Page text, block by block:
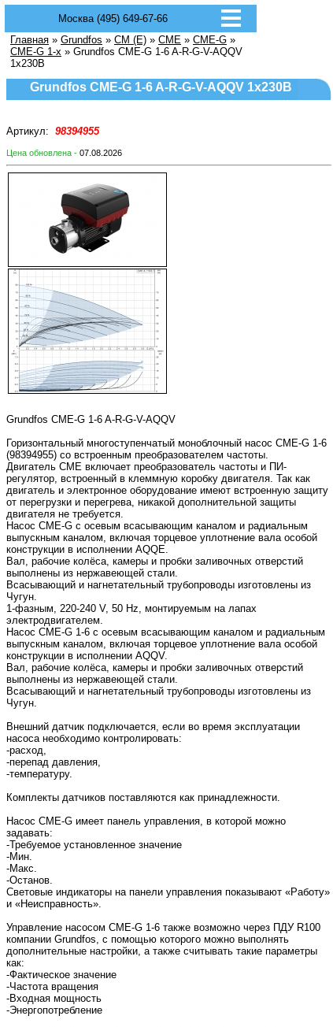
Москва (495) 649-67-66
Главная » Grundfos » CM (E) » CME » CME-G »
CME-G 1-x » Grundfos CME-G 1-6 A-R-G-V-AQQV
1х230В
Grundfos CME-G 1-6 A-R-G-V-AQQV 1х230В
Артикул: 98394955
Цена обновлена - 07.08.2026
Grundfos CME-G 1-6 A-R-G-V-AQQV
Горизонтальный многоступенчатый моноблочный насос CME-G 1-6
(98394955) со встроенным преобразователем частоты.
Двигатель CME включает преобразователь частоты и ПИ-
регулятор, встроенный в клеммную коробку двигателя. Так как
двигатель и электронное оборудование имеют встроенную защиту
от перегрузки и перегрева, никакой дополнительной защиты
двигателя не требуется.
Насос CME-G с осевым всасывающим каналом и радиальным
выпускным каналом, включая торцевое уплотнение вала особой
конструкции в исполнении AQQE.
Вал, рабочие колёса, камеры и пробки заливочных отверстий
выполнены из нержавеющей стали.
Всасывающий и нагнетательный трубопроводы изготовлены из
Чугун.
1-фазным, 220-240 V, 50 Hz, монтируемым на лапах
электродвигателем.
Насос CME-G 1-6 с осевым всасывающим каналом и радиальным
выпускным каналом, включая торцевое уплотнение вала особой
конструкции в исполнении AQQV.
Вал, рабочие колёса, камеры и пробки заливочных отверстий
выполнены из нержавеющей стали.
Всасывающий и нагнетательный трубопроводы изготовлены из
Чугун.
Внешний датчик подключается, если во время эксплуатации
насоса необходимо контролировать:
-расход,
-перепад давления,
-температуру.
Комплекты датчиков поставляются как принадлежности.
Насос CME-G имеет панель управления, в которой можно
задавать:
-Требуемое установленное значение
-Мин.
-Макс.
-Останов.
Световые индикаторы на панели управления показывают «Работу»
и «Неисправность».
Управление насосом CME-G 1-6 также возможно через ПДУ R100
компании Grundfos, с помощью которого можно выполнять
дополнительные настройки, а также считывать такие параметры
как:
-Фактическое значение
-Частота вращения
-Входная мощность
-Энергопотребление